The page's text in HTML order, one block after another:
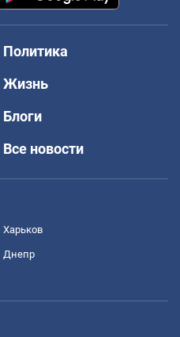
Политика
Жизнь
Блоги
Все новости
Харьков
Днепр